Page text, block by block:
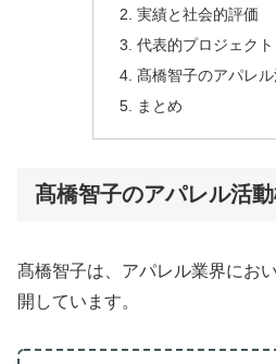
実績と社会的評価
代表的プロジェク
髙橋智子のアパレ
まとめ
髙橋智子のアパレル活
髙橋智子は、アパレル業界にお
開しています。